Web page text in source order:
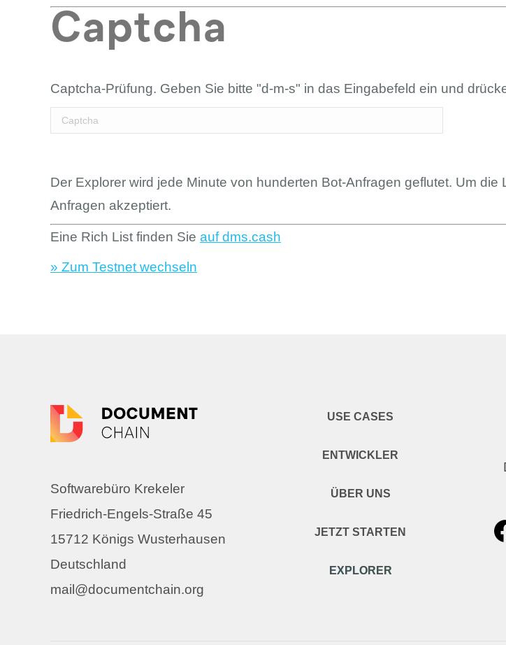
Captcha
Captcha-Prüfung. Geben Sie bitte "d-m-s" in das Eingabefeld ein und
Der Explorer wird jede Minute von hunderten Bot-Anfragen geflutet. Um
Anfragen akzeptiert.
Eine Rich List finden Sie auf dms.cash
» Zum Testnet wechseln
Softwarebüro Krekeler
Friedrich-Engels-Straße 45
15712 Königs Wusterhausen
Deutschland
mail@documentchain.org
USE CASES
ENTWICKLER
ÜBER UNS
JETZT STARTEN
EXPLORER